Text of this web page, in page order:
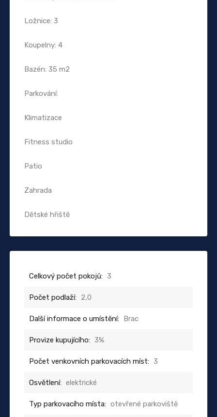
Ložnice: 3
Koupelny: 4
Bazén: 35 m2
Parkování:
Klimatizace
Fitness studio
Patio
Zahrada
Dětské hřiště
Celkový počet pokojů: 3
Počet podlaží: 2,0
Další informace o umístění: Brac
Provize kupujícího: 3%
Počet venkovních parkovacích míst: 3
Osvětlení: elektrické
Typ parkovacího místa: otevřené parkoviště